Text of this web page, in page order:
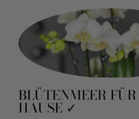
BLÜTENMEER
HAUSE ✓